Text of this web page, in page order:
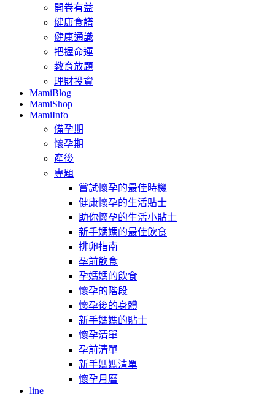
開卷有益
健康食譜
健康通識
把握命運
教育放題
理財投資
MamiBlog
MamiShop
MamiInfo
備孕期
懷孕期
產後
專題
嘗試懷孕的最佳時機
健康懷孕的生活貼士
助你懷孕的生活小貼士
新手媽媽的最佳飲食
排卵指南
孕前飲食
孕媽媽的飲食
懷孕的階段
懷孕後的身體
新手媽媽的貼士
懷孕清單
孕前清單
新手媽媽清單
懷孕月曆
line